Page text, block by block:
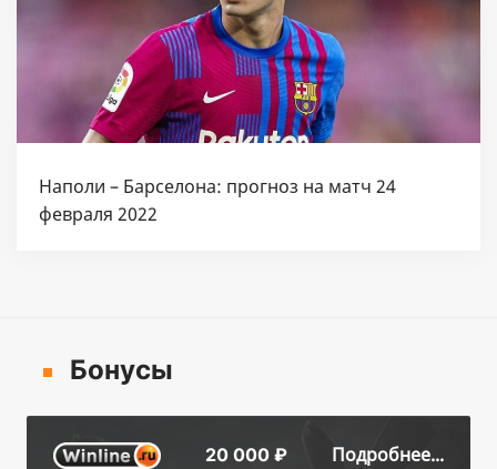
Наполи – Барселона: прогноз на матч 24
февраля 2022
Бонусы
20 000 ₽ Подробнее...